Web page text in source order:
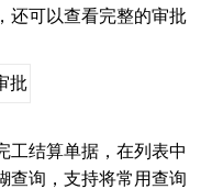
还可以查看完整的审批
结算单据，在列表中
查询，支持将常用查询